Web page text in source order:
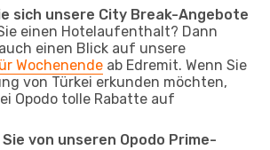
sich unsere City Break-Angebote
einen Hotelaufenthalt? Dann
einen Blick auf unsere
Wochenende ab Edremit. Wenn Sie
von Türkei erkunden möchten,
Opodo tolle Rabatte auf
von unseren Opodo Prime-